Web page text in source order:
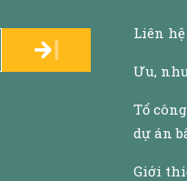
Liên hệ
Ưu,
Tổ
dự án
Giới